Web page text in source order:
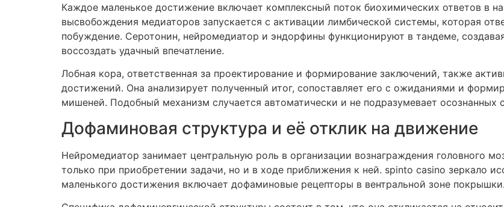
Каждое маленькое достижение включает комплексный поток биохимических ответов в
высвобождения медиаторов запускается с активации лимбической системы, которая
побуждение. Серотонин, нейромедиатор и эндорфины функционируют в тандеме,
воссоздать удачный впечатление.
Лобная кора, ответственная за проектирование и формирование заключений, также
достижений. Она анализирует полученный итог, сопоставляет его с ожиданиями и
мишеней. Подобный механизм случается автоматически и не подразумевает осознанных
Дофаминовая структура и её отклик на движение
Нейромедиатор занимает центральную роль в организации вознаграждения головного
только при приобретении задачи, но и в ходе приближения к ней. spinto casino зеркало
маленького достижения включает дофаминовые рецепторы в вентральной зоне покрышки.